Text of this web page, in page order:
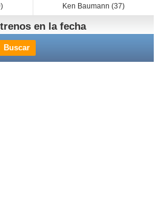
Ken Baumann (37)
en la fecha